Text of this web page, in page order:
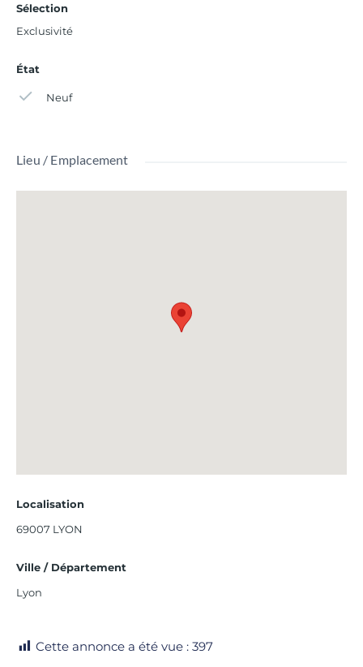
Sélection
Exclusivité
État
Neuf
Lieu / Emplacement
Localisation
69007 LYON
Ville / Département
Lyon
Cette annonce a été vue : 397